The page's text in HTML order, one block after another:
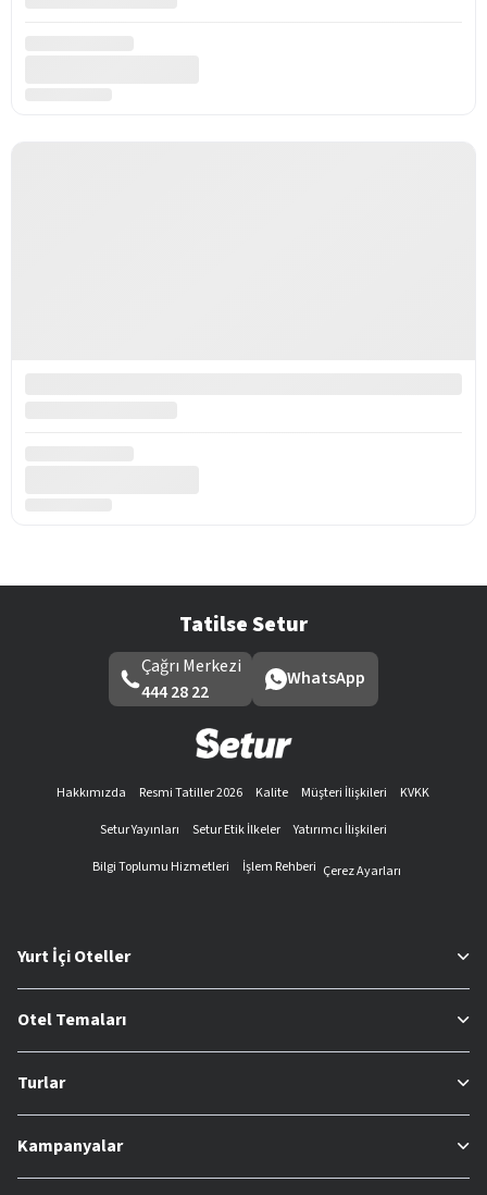
Tatilse Setur
Çağrı Merkezi
444 28 22
WhatsApp
Hakkımızda Resmi Tatiller 2026 Kalite Müşteri İlişkileri
KVKK
Setur Yayınları
Setur Etik İlkeler
Yatırımcı İlişkileri
Bilgi Toplumu Hizmetleri
İşlem Rehberi Çerez Ayarları
Yurt İçi Oteller
Otel Temaları
Turlar
Kampanyalar